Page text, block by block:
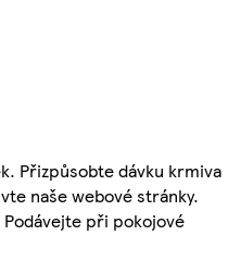
Přizpůsobte dávku krmiva
naše webové stránky.
při pokojové